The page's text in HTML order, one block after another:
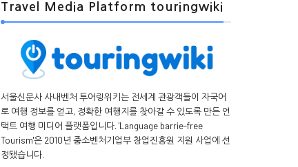
Travel Media Platform touringwiki
서울신문사 사내벤처 투어링위키는 전세계 관광객들이 자국어
로 여행 정보를 얻고, 정확한 여행지를 찾아갈 수 있도록 만든 언
택트 여행 미디어 플랫폼입니다. 'Language barrie-free
Tourism'은 2010년 중소벤처기업부 창업진흥원 지원 사업에 선
정됐습니다.